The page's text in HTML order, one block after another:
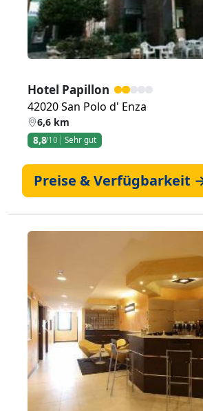
Hotel Papillon
42020 San Polo d' Enza
6,6 km
8,8/10 Sehr gut
Preise & Verfügbarkeit
Zurück